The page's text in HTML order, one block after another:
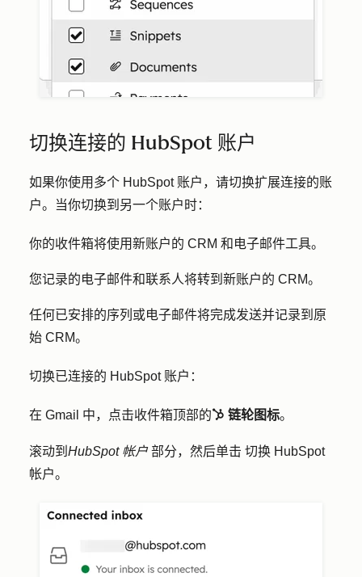
切换连接的 HubSpot 账户
如果你使用多个 HubSpot 账户，请切换扩展连接的账
户。当你切换到另一个账户时：
你的收件箱将使用新账户的 CRM 和电子邮件工具。
您记录的电子邮件和联系人将转到新账户的 CRM。
任何已安排的序列或电子邮件将完成发送并记录到原
始 CRM。
切换已连接的 HubSpot 账户：
在 Gmail 中，点击收件箱顶部的 sprocket sprocke 链轮图标。
滚动到 HubSpot 帐户部分，然后单击 切换 HubSpot
帐户。